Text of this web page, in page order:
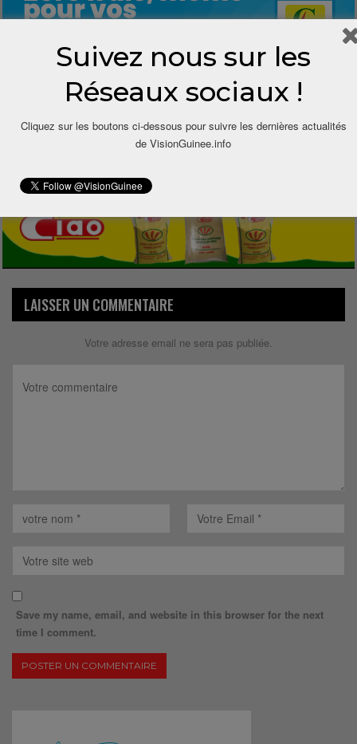
LAISSER UN COMMENTAIRE
Votre adresse email ne sera pas publiée.
Save my name, email, and website in this browser for the next
time I comment.
Suivez nous sur les
Réseaux sociaux !
Cliquez sur les boutons ci-dessous pour suivre les dernières actualités
de VisionGuinee.info